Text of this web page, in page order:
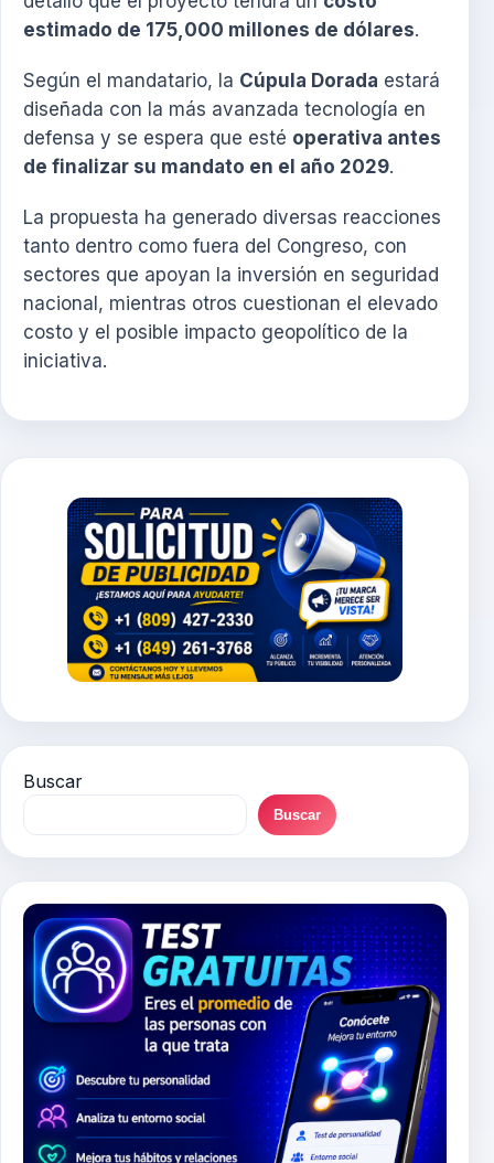
estimado de 175,000 millones de dólares.
Según el mandatario, la Cúpula Dorada estará
diseñada con la más avanzada tecnología en
defensa y se espera que esté operativa antes
de finalizar su mandato en el año 2029.
La propuesta ha generado diversas reacciones
tanto dentro como fuera del Congreso, con
sectores que apoyan la inversión en seguridad
nacional, mientras otros cuestionan el elevado
costo y el posible impacto geopolítico de la
iniciativa.
Buscar
Buscar